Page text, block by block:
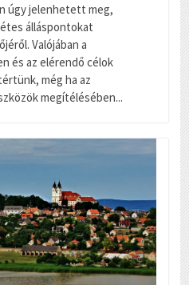
úgy jelenhetett meg,
álláspontokat
Valójában a
és az elérendő célok
még ha az
megítélésében...